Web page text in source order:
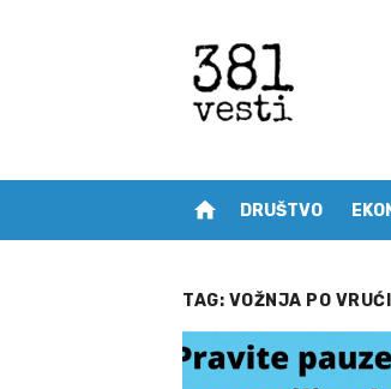
home DRUŠTVO
TAG: VOŽNJA PO